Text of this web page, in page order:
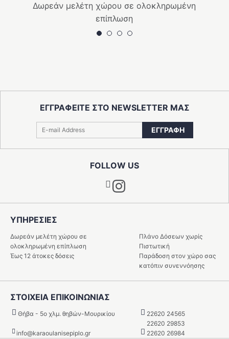
Δωρεάν μελέτη χώρου σε ολοκληρωμένη
επίπλωση
FOLLOW US
Instagram
ΕΓΓΡΑΦΕΙΤΕ ΣΤΟ NEWSLETTER ΜΑΣ
ΕΓΓΡΑΦΗ
ΥΠΗΡΕΣIΕΣ
Δωρεάν μελέτη χώρου σε
ολοκληρωμένη επίπλωση
Πλάνο Δόσεων χωρίς
Πιστωτική
Έως 12 άτοκες δόσεις
Παράδοση στον χώρο σας
κατόπιν συνεννόησης
ΣΤΟΙΧΕΙΑ ΕΠΙΚΟΙΝΩΝΙΑΣ
Θήβα - 5o χλμ. θηβών-Μουρικίου
22620 24565
22620 29853
info@karaoulanisepiplo.gr
22620 26984